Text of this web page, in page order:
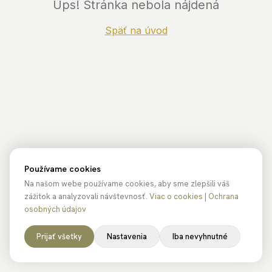
Ups! Stránka nebola nájdená
Späť na úvod
Používame cookies
Na našom webe používame cookies, aby sme zlepšili váš
zážitok a analyzovali návštevnosť. Viac o cookies | Ochrana
osobných údajov
Prijať všetky Nastavenia Iba nevyhnutné